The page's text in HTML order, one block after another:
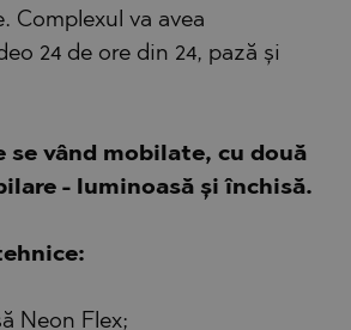
Complexul va avea
24 de ore din 24, pază și
se vând mobilate, cu două
- luminoasă și închisă.
Neon Flex;